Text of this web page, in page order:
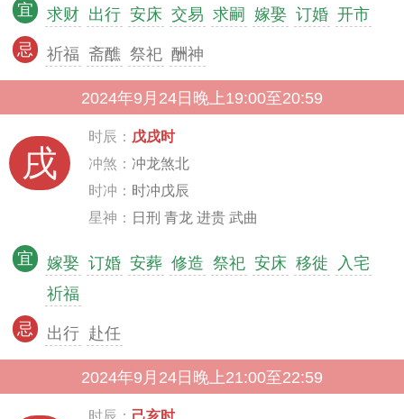
宜 求财 出行 安床 交易 求嗣 嫁娶 订婚 开市
忌 祈福 斋醮 祭祀 酬神
2024年9月24日晚上19:00至20:59
戌
时辰： 戊戌时
冲煞： 冲龙煞北
时冲： 时冲戊辰
星神： 日刑 青龙 进贵 武曲
宜 嫁娶 订婚 安葬 修造 祭祀 安床 移徙
入宅
祈福
忌 出行 赴任
2024年9月24日晚上21:00至22:59
时辰： 己亥时